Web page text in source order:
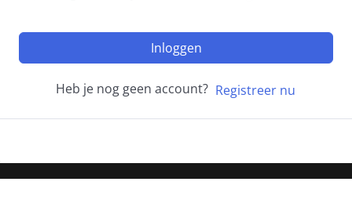
Inloggen
Heb je nog geen account? Registreer nu